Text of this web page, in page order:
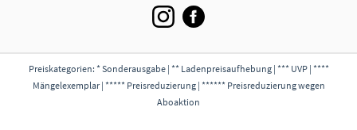
Preiskategorien: * Sonderausgabe | ** Ladenpreisaufhebung | *** UVP | ****
Mängelexemplar | ***** Preisreduzierung | ****** Preisreduzierung wegen
Aboaktion